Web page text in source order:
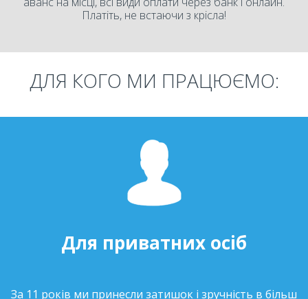
Платіть, не встаючи з крісла!
ДЛЯ КОГО МИ ПРАЦЮЄМО:
Для приватних осіб
За 11 років ми принесли затишок і зручність в більш